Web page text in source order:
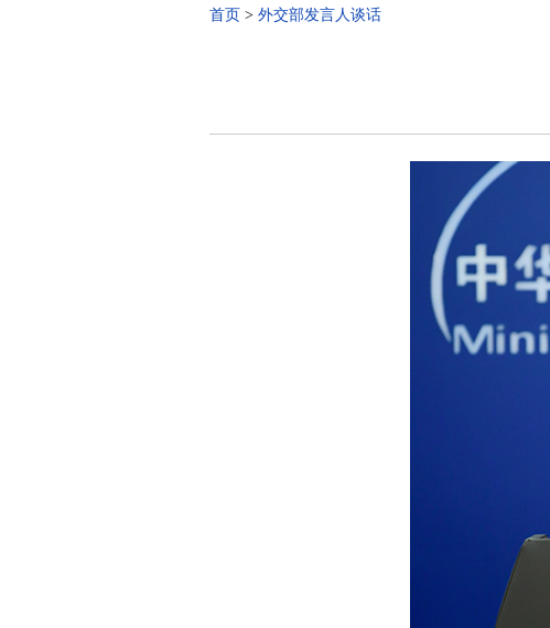
首页 > 外交部发言人谈话